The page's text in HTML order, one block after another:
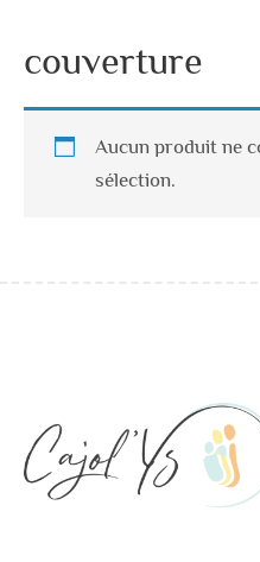
couverture
Aucun produit ne
sélection.